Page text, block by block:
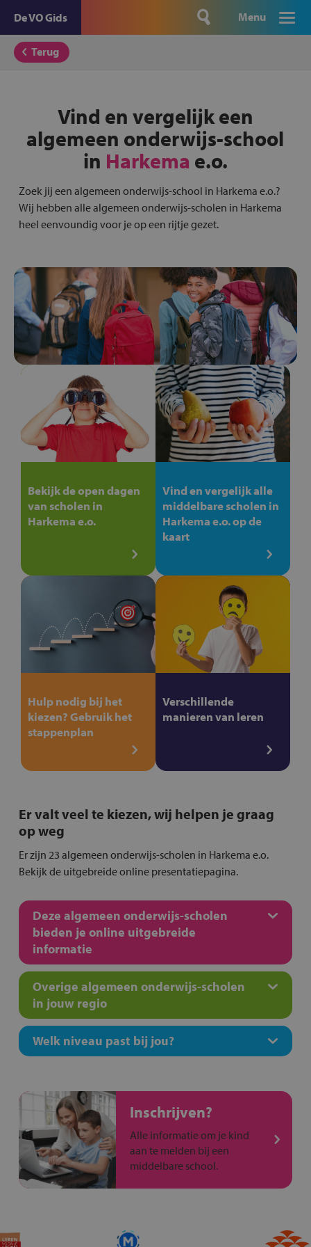
De VO Gids Menu
Terug
Vind en vergelijk een
algemeen onderwijs-school
in Harkema e.o.
Zoek jij een algemeen onderwijs-school in Harkema e.o.?
Wij hebben alle algemeen onderwijs-scholen in Harkema
heel eenvoundig voor je op een rijtje gezet.
Bekijk de open dagen
van scholen in
Harkema e.o.
Vind en vergelijk alle
middelbare scholen in
Harkema e.o. op de
kaart
Hulp nodig bij het
kiezen? Gebruik het
stappenplan
Verschillende
manieren van leren
Er valt veel te kiezen, wij helpen je graag
op weg
Er zijn 23 algemeen onderwijs-scholen in Harkema e.o.
Bekijk de uitgebreide online presentatiepagina.
Deze algemeen onderwijs-scholen
bieden je online uitgebreide
informatie
Overige algemeen onderwijs-scholen
in jouw regio
Welk niveau past bij jou?
Inschrijven?
Alle informatie om je kind
aan te melden bij een
middelbare school.